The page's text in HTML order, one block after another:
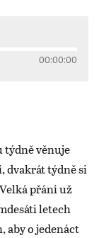
00:00:00
týdně věnuje
dvakrát týdně si
přání už
letech
aby o jedenáct